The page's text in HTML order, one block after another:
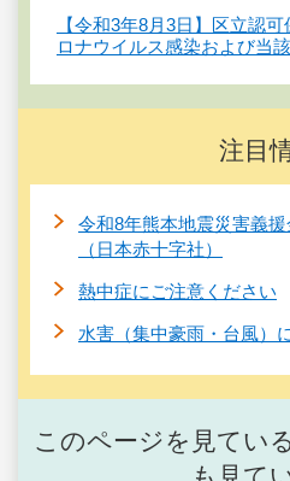
【令和3年8月3日】区立認
ロナウイルス感染および当
注目
令和8年熊本地震災害義
（日本赤十字社）
熱中症にご注意ください
水害（集中豪雨・台風）
このページを見てい
も見て